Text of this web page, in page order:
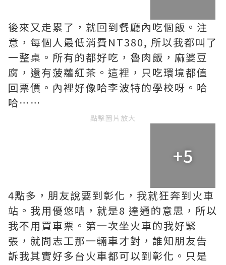
後來又走累了，就回到餐廳內吃個飯。注
意，每個人最低消費NT380, 所以我都叫了
一整桌。所有的都好吃，魯肉飯，麻婆豆
腐，還有菠蘿紅茶。這裡，只吃環境都值
回票價。內裡好像哈李波特的學校呀。哈
哈⋯⋯
點擊圖片放大
+5
4點多，朋友說要到彰化，我就狂奔到火車
站。我用優悠咭，就是8 達通的意思，所以
我不用買車票。第一次坐火車的我好緊
張，就問志工那一輛車才對，誰知朋友告
訴我其實好多台火車都可以到彰化。只是